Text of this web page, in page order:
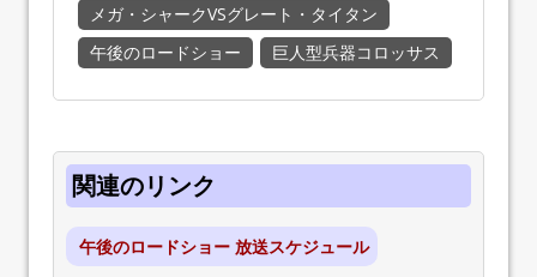
メガ・シャークVSグレート・タイタン
午後のロードショー
巨人型兵器コロッサス
関連のリンク
午後のロードショー 放送スケジュール